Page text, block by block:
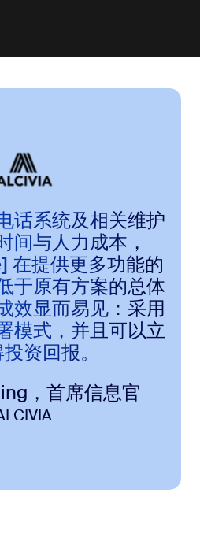
话系统及相关维护
间与人力成本，
在提供更多功能的
于原有方案的总体
效显而易见：采用
模式，并且可以立
资回报。
，首席信息官